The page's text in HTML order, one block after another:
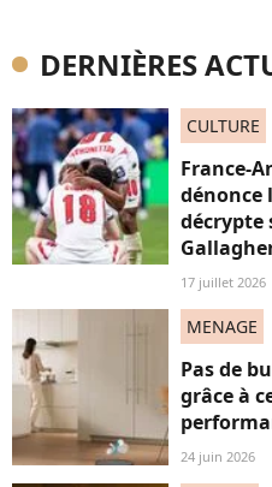
DERNIÈRES
CULTURE
France-
dénonce
décrypte
17 juillet 2026
MENAGE
Pas de
grâce à
24 juin 2026